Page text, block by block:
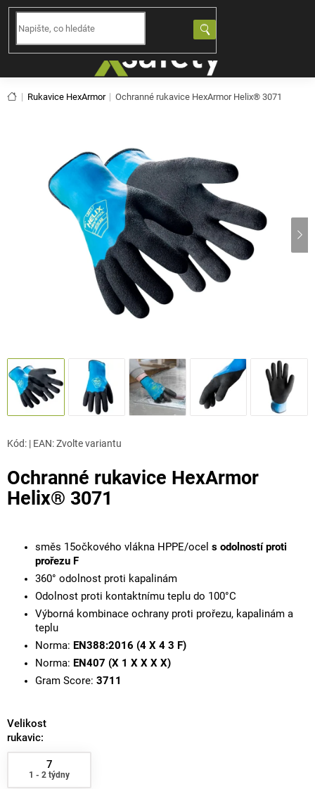
Přejít
obsah
Domů
Rukavice HexArmor Ochranné rukavice HexArmor Helix® 3071
Ochranné rukavice HexArmor
Helix® 3071
Kód: | EAN:Zvolte variantu
směs 15očkového vlákna HPPE/ocel s odolností proti
prořezu F
360° odolnost proti kapalinám
Odolnost proti kontaktnímu teplu do 100°C
Výborná kombinace ochrany proti prořezu, kapalinám a
teplu
Norma: EN388:2016 (4 X 4 3 F)
Norma: EN407 (X 1 X X X X)
Gram Score: 3711
Velikost
rukavic:
7
1 - 2 týdny